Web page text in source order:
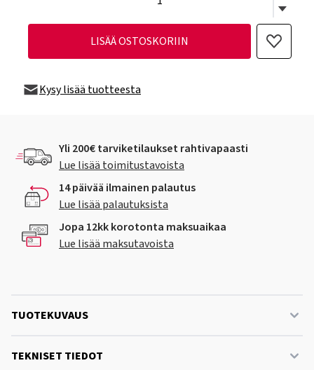
LISÄÄ OSTOSKORIIN
Kysy lisää tuotteesta
Yli 200€ tarviketilaukset rahtivapaasti
Lue lisää toimitustavoista
14 päivää ilmainen palautus
Lue lisää palautuksista
Jopa 12kk korotonta maksuaikaa
Lue lisää maksutavoista
TUOTEKUVAUS
TEKNISET TIEDOT